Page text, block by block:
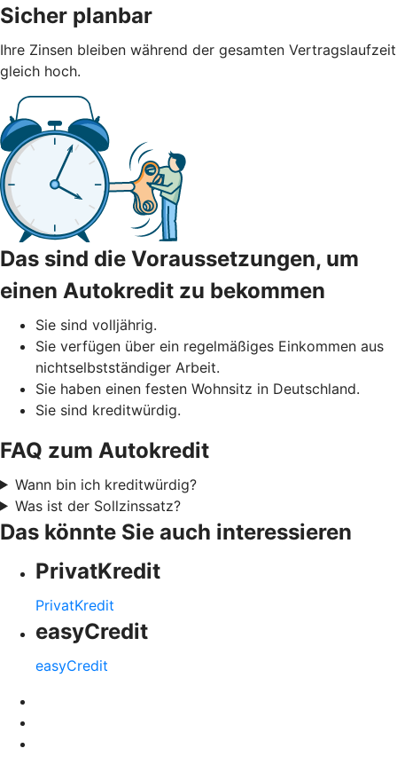
Sicher planbar
Ihre Zinsen bleiben während der gesamten Vertragslaufzeit
gleich hoch.
Das sind die Voraussetzungen, um
einen Autokredit zu bekommen
Sie sind volljährig.
Sie verfügen über ein regelmäßiges Einkommen aus
nichtselbstständiger Arbeit.
Sie haben einen festen Wohnsitz in Deutschland.
Sie sind kreditwürdig.
FAQ zum Autokredit
Wann bin ich kreditwürdig?
Was ist der Sollzinssatz?
Das könnte Sie auch interessieren
PrivatKredit
PrivatKredit
easyCredit
easyCredit